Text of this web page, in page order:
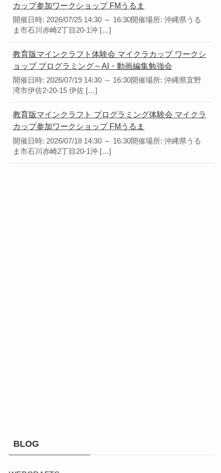
カップ参加ワークショップ FMうるま
開催日時: 2026/07/25 14:30 ～ 16:30開催場所: 沖縄県うる
ま市石川赤崎2丁目20-1沖 […]
教育版マインクラフト体験会 マイクラカップ ワークシ
ョップ プログラミング～AI・動画編集勉強会
開催日時: 2026/07/19 14:30 ～ 16:30開催場所: 沖縄県宜野
湾市伊佐2-20-15 伊佐 […]
教育版マインクラフト プログラミング体験会 マイクラ
カップ参加ワークショップ FMうるま
開催日時: 2026/07/18 14:30 ～ 16:30開催場所: 沖縄県うる
ま市石川赤崎2丁目20-1沖 […]
BLOG